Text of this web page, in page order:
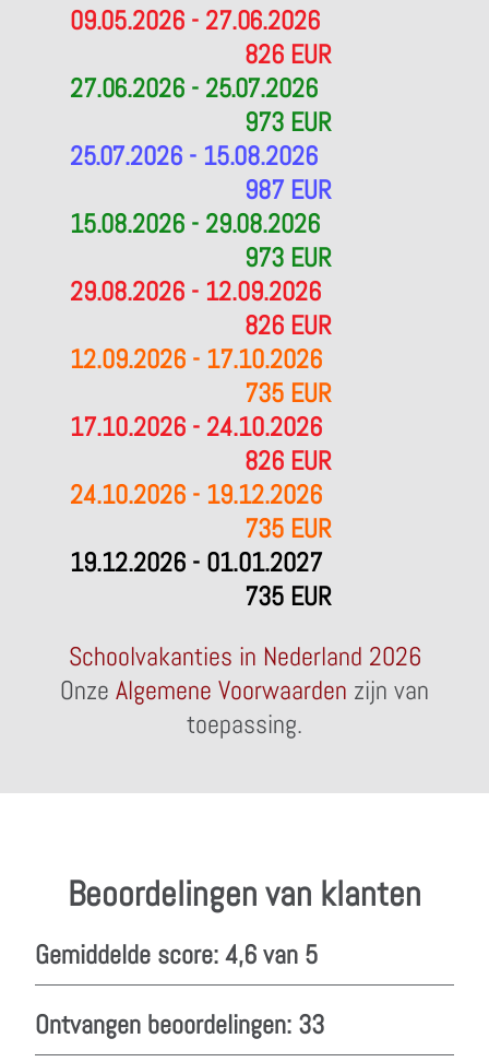
09.05.2026 - 27.06.2026
826 EUR
27.06.2026 - 25.07.2026
973 EUR
25.07.2026 - 15.08.2026
987 EUR
15.08.2026 - 29.08.2026
973 EUR
29.08.2026 - 12.09.2026
826 EUR
12.09.2026 - 17.10.2026
735 EUR
17.10.2026 - 24.10.2026
826 EUR
24.10.2026 - 19.12.2026
735 EUR
19.12.2026 - 01.01.2027
735 EUR
Schoolvakanties in Nederland 2026
Onze Algemene Voorwaarden zijn van
toepassing.
Beoordelingen van klanten
Gemiddelde score: 4,6 van 5
Ontvangen beoordelingen: 33